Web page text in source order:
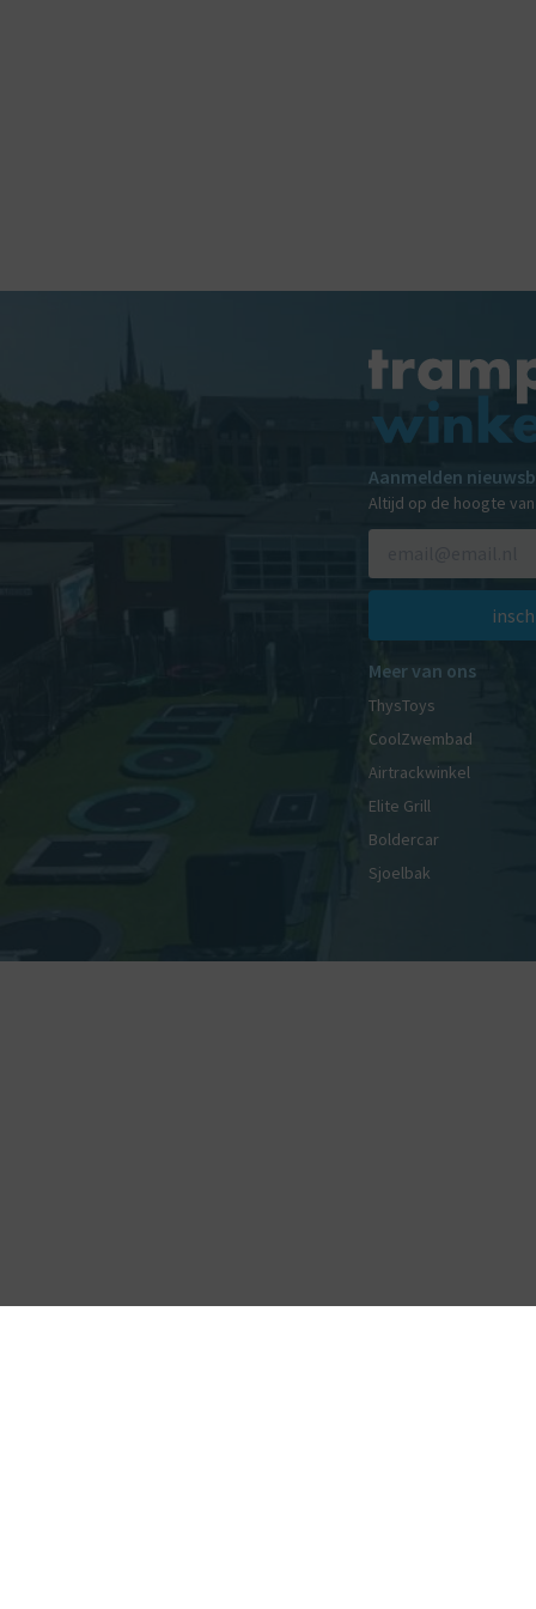
Aanmelden
Altijd op de hoogte
Meer van ons
ThysToys
CoolZwembad
Airtrackwinkel
Elite Grill
Boldercar
Sjoelbak